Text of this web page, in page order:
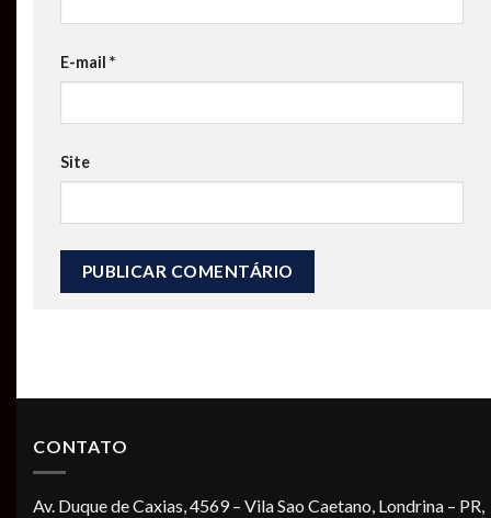
E-mail *
Site
CONTATO
Av. Duque de Caxias, 4569 – Vila Sao Caetano, Londrina – PR,